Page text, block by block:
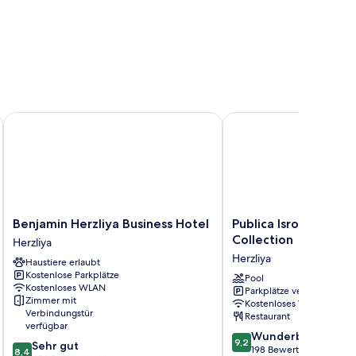
Benjamin
Herzliya
Business
Hotel
Herzliya
Benjamin Herzliya Business Hotel
Herzliya
Haustiere erlaubt
Kostenlose Parkplätze
Kostenloses WLAN
Zimmer mit
Verbindungstür
verfügbar
8.4
8,4 Sehr gut
Benjamin Herzliya Business Hotel
Publica
Isrotel,
Collection
Herzliya
Publica Isrotel,
Collection
Herzliya
Pool
Parkplätze verfügbar
Kostenloses WLAN
Restaurant
9.2
von
9,2 Wunderbar
198 Bewertungen
Publica Isrotel,